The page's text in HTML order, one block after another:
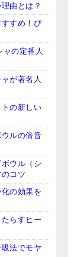
由とは？
すめ！ぴ
ャの定番人
が著名人
の新しい
ルの倍音
ボウル（シ
コツ
の効果を
らすヒー
法でモヤ